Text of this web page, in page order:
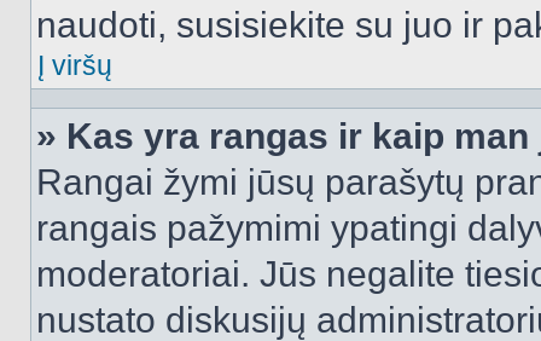
naudoti, susisiekite su juo ir
Į viršų
» Kas yra rangas ir kaip
Rangai žymi jūsų parašytų
rangais pažymimi ypatingi
moderatoriai. Jūs negalite
nustato diskusijų